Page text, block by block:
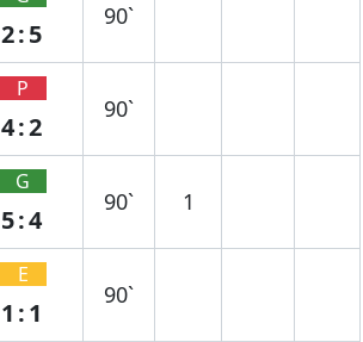
2:5
90`
P
4:2
90`
G
5:4
90` 1
E
1:1
90`